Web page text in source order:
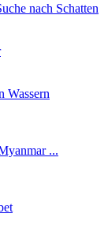
nach Schatten
Wassern
...